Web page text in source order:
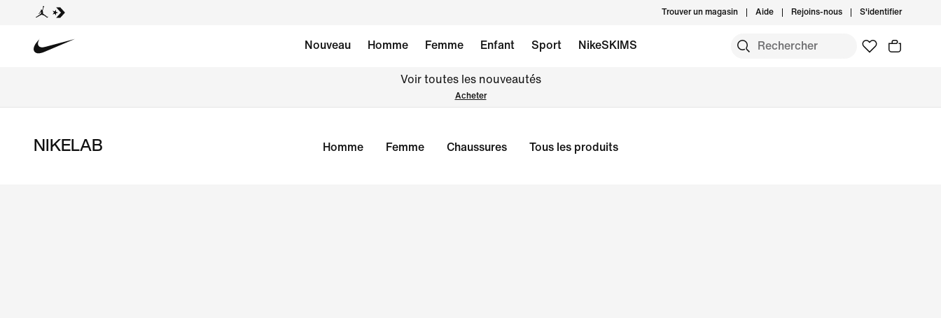
Trouver un magasin Aide Rejoins-nous S'identifier
Nouveau Homme Femme Enfant Sport NikeSKIMS
Voir toutes les nouveautés
Acheter
NIKELAB Homme Femme Chaussures Tous les produits